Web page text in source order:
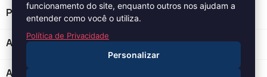
funcionamento do site, enquanto outros nos ajudam a
entender como você o utiliza.
Política de Privacidade
Personalizar
PRODUTOS
A NOSSA EMPRESA 
A SUA CONTA 